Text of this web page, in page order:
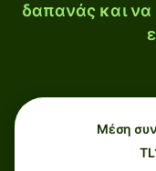
δαπανάς και
Μέση